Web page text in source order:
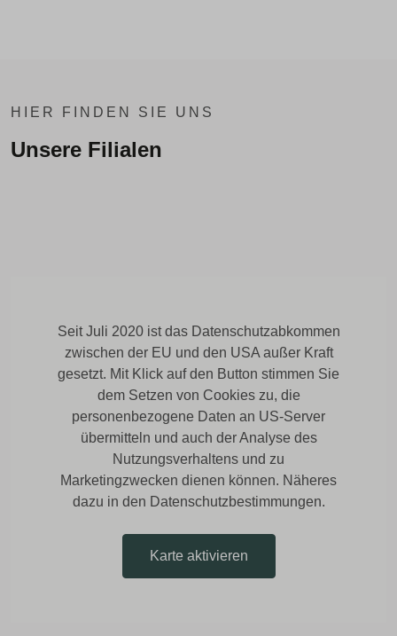
HIER FINDEN SIE UNS
Unsere Filialen
Seit Juli 2020 ist das Datenschutzabkommen
zwischen der EU und den USA außer Kraft
gesetzt. Mit Klick auf den Button stimmen Sie
dem Setzen von Cookies zu, die
personenbezogene Daten an US-Server
übermitteln und auch der Analyse des
Nutzungsverhaltens und zu
Marketingzwecken dienen können. Näheres
dazu in den Datenschutzbestimmungen.
Karte aktivieren